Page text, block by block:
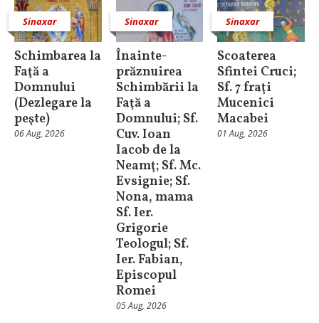
Sinaxar
Schimbarea la
Faţă a
Domnului
(Dezlegare la
peşte)
06 Aug, 2026
Sinaxar
Înainte-
prăznuirea
Schimbării la
Faţă a
Domnului; Sf.
Cuv. Ioan
Iacob de la
Neamţ; Sf. Mc.
Evsignie; Sf.
Nona, mama
Sf. Ier.
Grigorie
Teologul; Sf.
Ier. Fabian,
Episcopul
Romei
05 Aug, 2026
Sinaxar
Scoaterea
Sfintei Cruci;
Sf. 7 fraţi
Mucenici
Macabei
01 Aug, 2026